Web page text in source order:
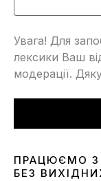
Увага! Для
лексики Ваш
модерації.
ПРАЦЮЄМО З
БЕЗ